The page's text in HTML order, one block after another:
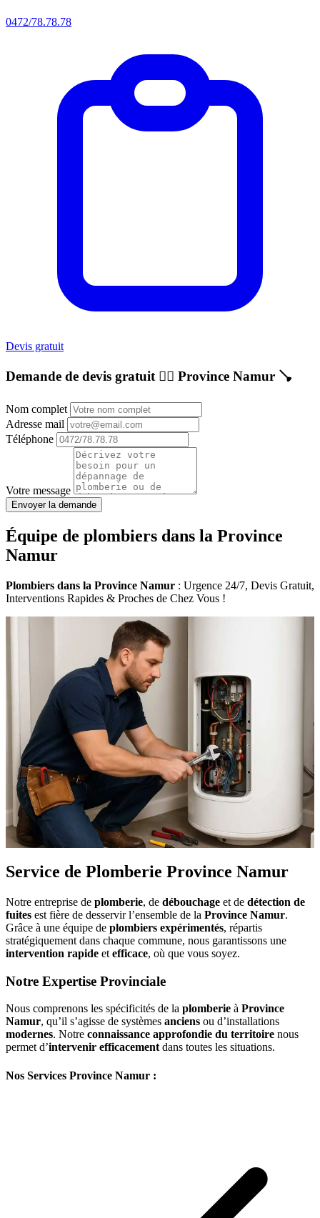
0472/78.78.78
Devis gratuit
Demande de devis gratuit 👷‍♂️ Province Namur 🪠
Nom complet
Adresse mail
Téléphone
Votre message
Envoyer la demande
Équipe de plombiers dans la Province
Namur
Plombiers dans la Province Namur : Urgence 24/7, Devis Gratuit,
Interventions Rapides & Proches de Chez Vous !
Service de Plomberie Province Namur
Notre entreprise de plomberie, de débouchage et de détection de
fuites est fière de desservir l’ensemble de la Province Namur.
Grâce à une équipe de plombiers expérimentés, répartis
stratégiquement dans chaque commune, nous garantissons une
intervention rapide et efficace, où que vous soyez.
Notre Expertise Provinciale
Nous comprenons les spécificités de la plomberie à Province
Namur, qu’il s’agisse de systèmes anciens ou d’installations
modernes. Notre connaissance approfondie du territoire nous
permet d’intervenir efficacement dans toutes les situations.
Nos Services Province Namur :